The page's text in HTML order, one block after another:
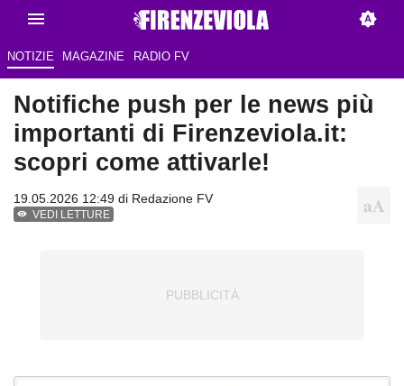
NOTIZIE MAGAZINE RADIO FV
Notifiche push per le news più
importanti di Firenzeviola.it:
scopri come attivarle!
19.05.2026 12:49 di Redazione FV
VEDI LETTURE